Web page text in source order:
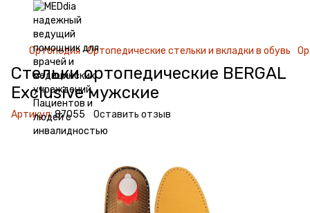
Ортопедия Ортопедические стельки и вкладки в обувь
Стельки ортопедические BERGAL
Exclusive мужские
Артикул:87055 Оставить отзыв